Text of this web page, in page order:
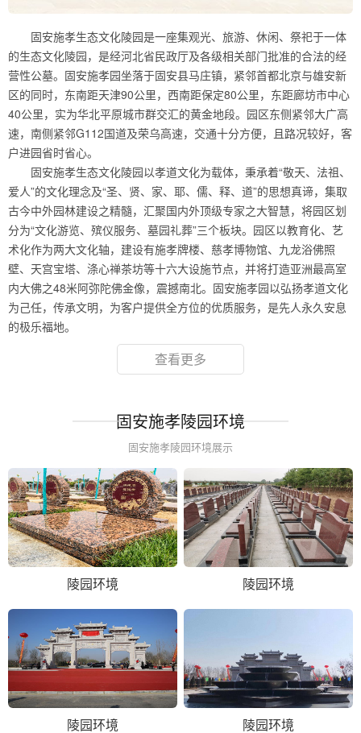
固安施孝生态文化陵园是一座集观光、旅游、休闲、祭祀于一体
的生态文化陵园，是经河北省民政厅及各级相关部门批准的合法的经
营性公墓。固安施孝园坐落于固安县马庄镇，紧邻首都北京与雄安新
区的同时，东南距天津90公里，西南距保定80公里，东距廊坊市中心
40公里，实为华北平原城市群交汇的黄金地段。园区东侧紧邻大广高
速，南侧紧邻G112国道及荣乌高速，交通十分方便，且路况较好，客
户进园省时省心。
固安施孝生态文化陵园以孝道文化为载体，秉承着“敬天、法祖、
爱人”的文化理念及“圣、贤、家、耶、儒、释、道”的思想真谛，集取
古今中外园林建设之精髓，汇聚国内外顶级专家之大智慧，将园区划
分为“文化游览、殡仪服务、墓园礼葬”三个板块。园区以教育化、艺
术化作为两大文化轴，建设有施孝牌楼、慈孝博物馆、九龙浴佛照
壁、天宫宝塔、涤心禅茶坊等十六大设施节点，并将打造亚洲最高室
内大佛之48米阿弥陀佛金像，震撼南北。固安施孝园以弘扬孝道文化
为己任，传承文明，为客户提供全方位的优质服务，是先人永久安息
的极乐福地。
查看更多
固安施孝陵园环境
固安施孝陵园环境展示
陵园环境 陵园环境
陵园环境 陵园环境